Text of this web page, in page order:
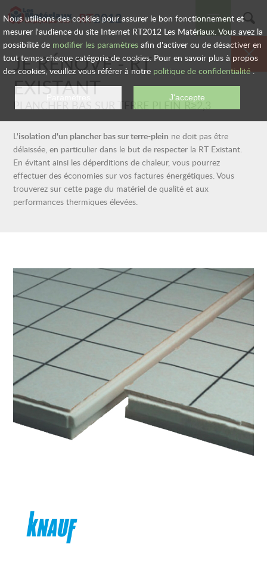
RT2012
LES SOLUTIONS
RT 2012
RT EXISTANT
AIDES FINANCIÈRES
FORMALITÉS
ADMINISTRATIVES
NOS MAGASINS
JE RÉNOVE -RT
EXISTANT
PLANCHER BAS SUR TERRE PLEIN R≥2,3
L'isolation d'un plancher bas sur terre-plein ne doit pas être
délaissée, en particulier dans le but de respecter la RT Existant.
En évitant ainsi les déperditions de chaleur, vous pourrez
effectuer des économies sur vos factures énergétiques. Vous
trouverez sur cette page du matériel de qualité et aux
performances thermiques élevées.
Nous utilisons des cookies pour assurer le bon fonctionnement et
mesurer l'audience du site Internet RT2012 Les Matériaux. Vous avez la
possibilité de modifier les paramètres afin d'activer ou de désactiver en
tout temps chaque catégorie de cookies. Pour en savoir plus à propos
des cookies, veuillez vous référer à notre politique de confidentialité .